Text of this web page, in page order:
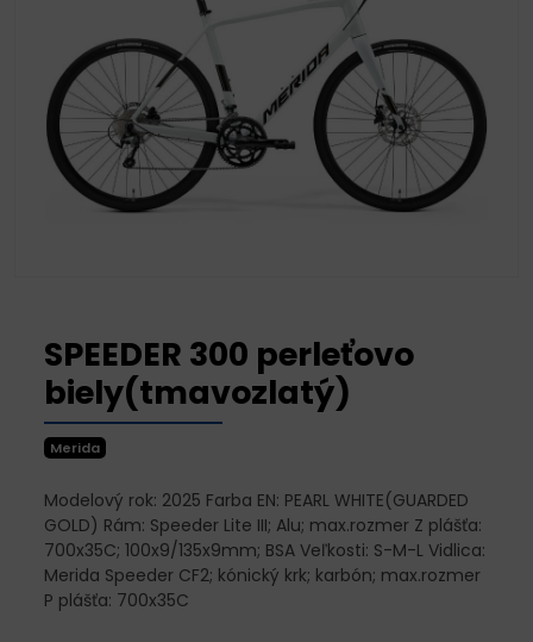
SPEEDER 300 perleťovo
biely(tmavozlatý)
Merida
Modelový rok: 2025 Farba EN: PEARL WHITE(GUARDED
GOLD) Rám: Speeder Lite III; Alu; max.rozmer Z plášťa:
700x35C; 100x9/135x9mm; BSA Veľkosti: S-M-L Vidlica:
Merida Speeder CF2; kónický krk; karbón; max.rozmer
P plášťa: 700x35C